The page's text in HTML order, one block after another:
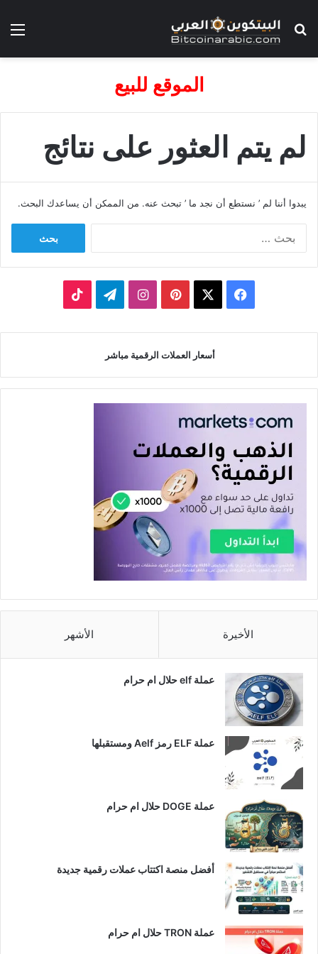
بحث عن
الموقع للبيع
لم يتم العثور على نتائج
يبدوا أننا لم ’ نستطع أن نجد ما ’ تبحث عنه. من الممكن أن يساعدك البحث.
فيسبوك بينتيريستانستقرامتيلقرام
أسعار العملات الرقمية مباشر
الأخيرة الأشهر
عملة elf حلال ام حرام
عملة ELF رمز Aelf ومستقبلها
عملة DOGE حلال ام حرام
أفضل منصة اكتتاب عملات رقمية جديدة
عملة TRON حلال ام حرام​